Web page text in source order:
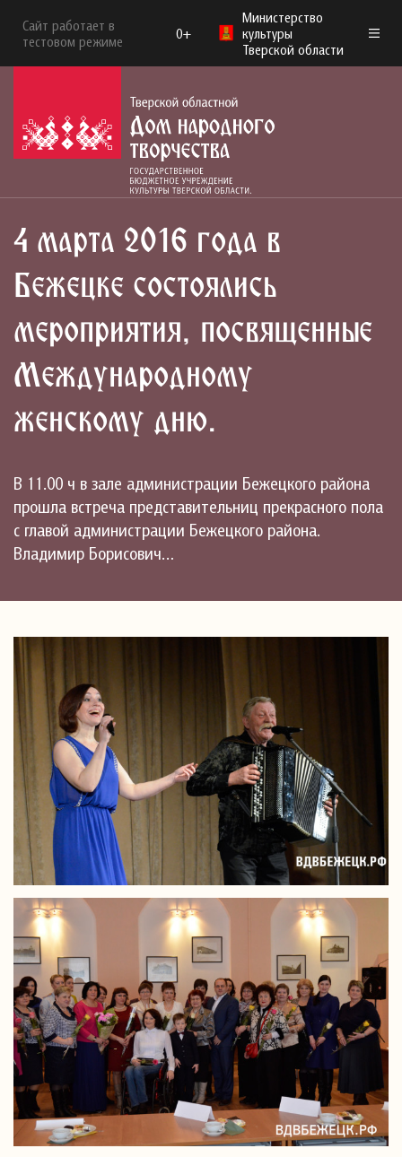
Сайт работает в
тестовом режиме
0+
Министерство
культуры
Тверской области
4 марта 2016 года в
Бежецке состоялись
мероприятия, посвященные
Международному
женскому дню.
В 11.00 ч в зале администрации Бежецкого района
прошла встреча представительниц прекрасного пола
с главой администрации Бежецкого района.
Владимир Борисович…